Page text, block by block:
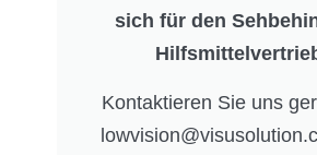
sich für den
Kontaktieren Sie uns